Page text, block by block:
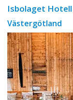
Isbolaget
Västergötland